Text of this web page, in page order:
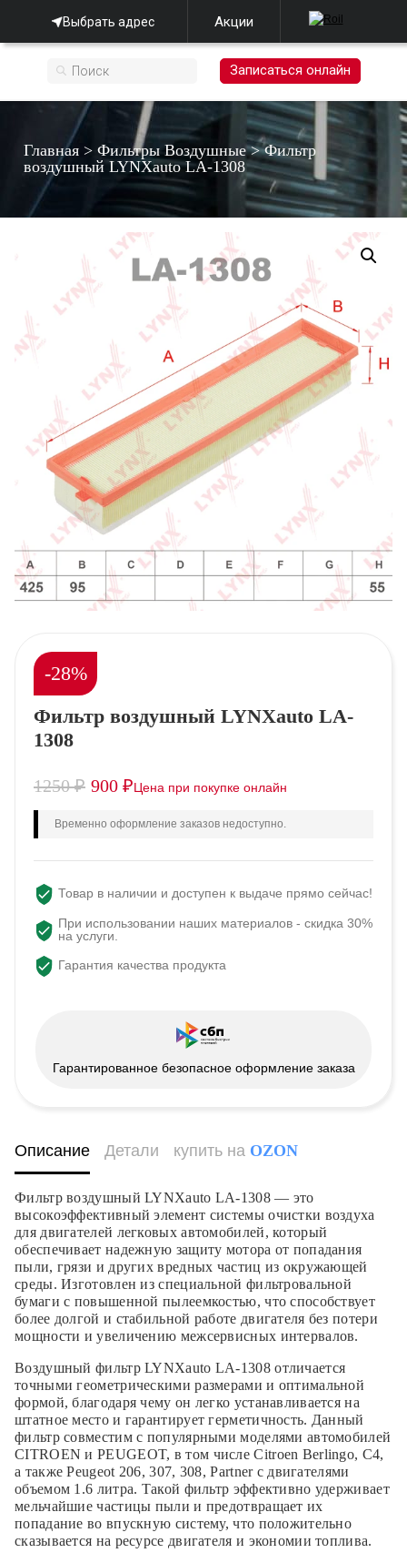
Выбрать адрес Акции
Записаться онлайн
Главная >Фильтры Воздушные>Фильтр
воздушный LYNXauto LA-1308
-28%
Фильтр воздушный LYNXauto LA-
1308
1250₽ 900 ₽
Временно оформление заказов недоступно.
Товар в наличии и доступен к выдаче прямо сейчас!
При использовании наших материалов - скидка 30%
на услуги.
Гарантия качества продукта
Гарантированное безопасное оформление заказа
Описание Детали купить на OZON
Фильтр воздушный LYNXauto LA-1308 — это
высокоэффективный элемент системы очистки воздуха
для двигателей легковых автомобилей, который
обеспечивает надежную защиту мотора от попадания
пыли, грязи и других вредных частиц из окружающей
среды. Изготовлен из специальной фильтровальной
бумаги с повышенной пылеемкостью, что способствует
более долгой и стабильной работе двигателя без потери
мощности и увеличению межсервисных интервалов.
Воздушный фильтр LYNXauto LA-1308 отличается
точными геометрическими размерами и оптимальной
формой, благодаря чему он легко устанавливается на
штатное место и гарантирует герметичность. Данный
фильтр совместим с популярными моделями автомобилей
CITROEN и PEUGEOT, в том числе Citroen Berlingo, C4,
а также Peugeot 206, 307, 308, Partner с двигателями
объемом 1.6 литра. Такой фильтр эффективно удерживает
мельчайшие частицы пыли и предотвращает их
попадание во впускную систему, что положительно
сказывается на ресурсе двигателя и экономии топлива.